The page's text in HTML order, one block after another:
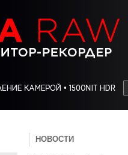
НОВОСТИ